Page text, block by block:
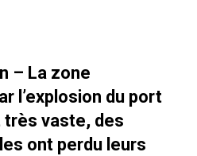
– La zone
l’explosion du port
très vaste, des
ont perdu leurs